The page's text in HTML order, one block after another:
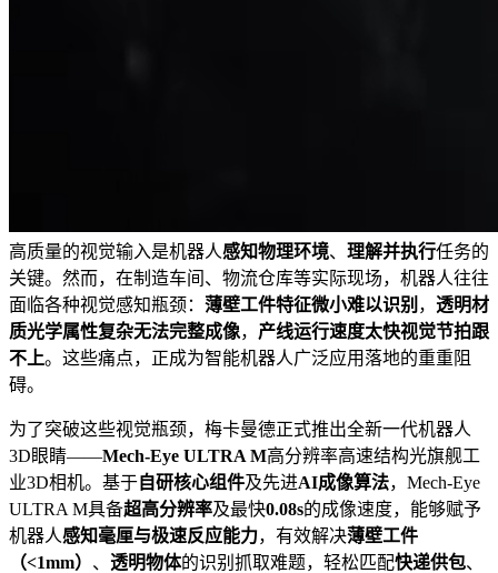
高质量的视觉输入是机器人感知物理环境、 理解并执行任务的
关键。然而，在制造车间、物流仓库等实际现场，机器人往往
面临各种视觉感知瓶颈： 薄壁工件特征微小难以识别 ， 透明材
质光学属性复杂无法完整成像， 产线运行速度太快视觉节拍跟
不上。这些痛点，正成为智能机器人广泛应用落地的重重阻
碍。
为了突破这些视觉瓶颈，梅卡曼德正式推出全新一代机器人
3D眼睛——Mech-Eye ULTRA M高分辨率高速结构光旗舰工
业3D相机。基于自研核心组件及先进AI成像算法，Mech-Eye
ULTRA M具备超高分辨率及最快0.08s的成像速度，能够赋予
机器人感知毫厘与极速反应能力，有效解决薄壁工件
（<1mm） 、 透明物体的识别抓取难题，轻松匹配快递供包、